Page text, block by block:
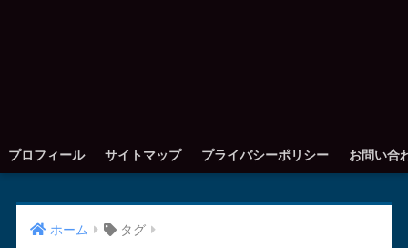
プロフィール サイトマップ プライバシーポリシー お問い合
ホーム タグ